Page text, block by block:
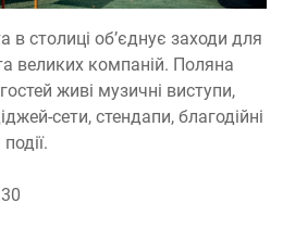
в столиці об’єднує заходи для
великих компаній. Поляна
живі музичні виступи,
сети, стендапи, благодійні